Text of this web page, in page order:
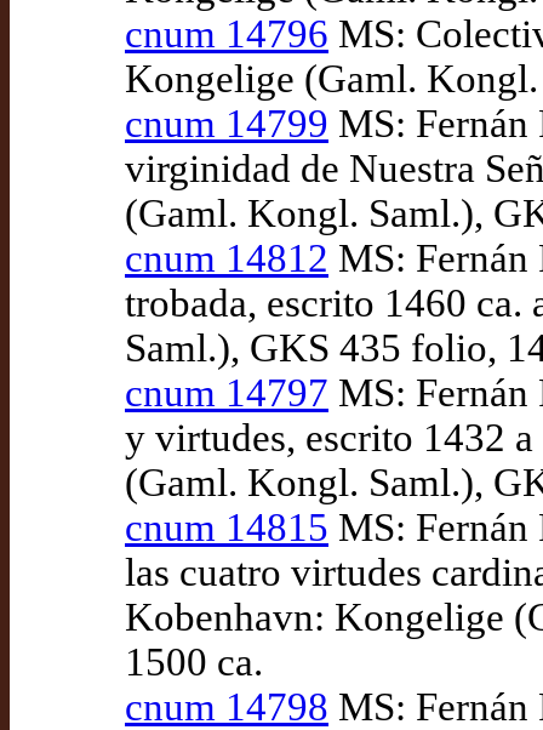
cnum 14796 MS:
Kongelige (Gaml.
cnum 14799 MS: Fernán
virginidad de Nuestra
(Gaml. Kongl. Saml.),
cnum 14812 MS: Fernán
trobada, escrito 1460
Saml.), GKS 435 folio,
cnum 14797 MS: Fernán
y virtudes, escrito 1432
(Gaml. Kongl. Saml.),
cnum 14815 MS: Fernán
las cuatro virtudes
Kobenhavn: Kongelige
1500 ca.
cnum 14798 MS: Fernán